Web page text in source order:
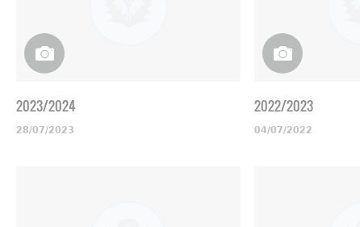
2023/2024
28/07/2023
2022/2023
04/07/2022